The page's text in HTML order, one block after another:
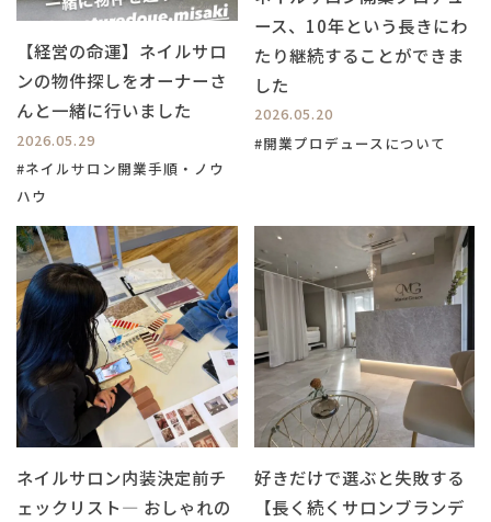
【経営の命運】ネイルサロ
ンの物件探しをオーナーさ
んと一緒に行いました
2026.05.29
#ネイルサロン開業手順・ノウ
ハウ
ース、10年という長きにわ
たり継続することができま
した
2026.05.20
#開業プロデュースについて
ネイルサロン内装決定前チ
ェックリスト― おしゃれの
好きだけで選ぶと失敗する
【長く続くサロンブランデ